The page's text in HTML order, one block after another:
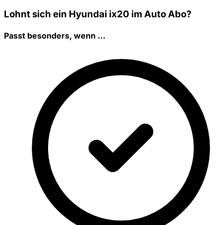
Lohnt sich ein Hyundai ix20 im Auto Abo?
Passt besonders, wenn …